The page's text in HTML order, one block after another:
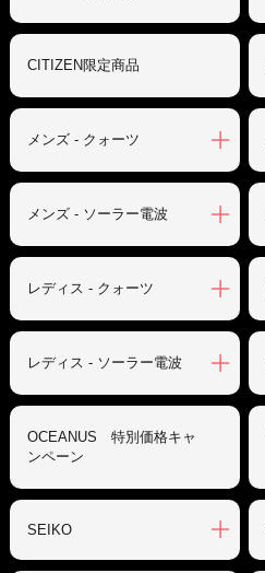
CITIZEN限定商品
メンズ - クォーツ
メンズ - ソーラー電波
レディス - クォーツ
レディス - ソーラー電波
OCEANUS 特別価格キャ
ンペーン
SEIKO